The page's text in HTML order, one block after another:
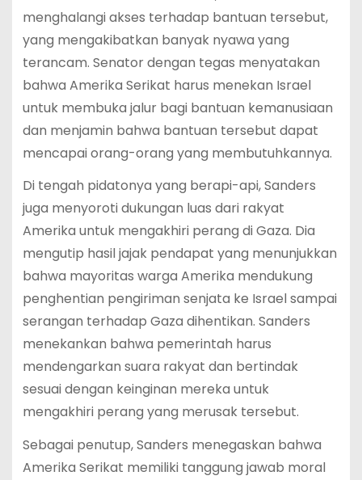
menghalangi akses terhadap bantuan tersebut,
yang mengakibatkan banyak nyawa yang
terancam. Senator dengan tegas menyatakan
bahwa Amerika Serikat harus menekan Israel
untuk membuka jalur bagi bantuan kemanusiaan
dan menjamin bahwa bantuan tersebut dapat
mencapai orang-orang yang membutuhkannya.
Di tengah pidatonya yang berapi-api, Sanders
juga menyoroti dukungan luas dari rakyat
Amerika untuk mengakhiri perang di Gaza. Dia
mengutip hasil jajak pendapat yang menunjukkan
bahwa mayoritas warga Amerika mendukung
penghentian pengiriman senjata ke Israel sampai
serangan terhadap Gaza dihentikan. Sanders
menekankan bahwa pemerintah harus
mendengarkan suara rakyat dan bertindak
sesuai dengan keinginan mereka untuk
mengakhiri perang yang merusak tersebut.
Sebagai penutup, Sanders menegaskan bahwa
Amerika Serikat memiliki tanggung jawab moral